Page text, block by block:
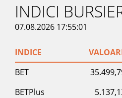
INDICI
07.08.2026 17:55:01
INDICE
BET
BETPlus